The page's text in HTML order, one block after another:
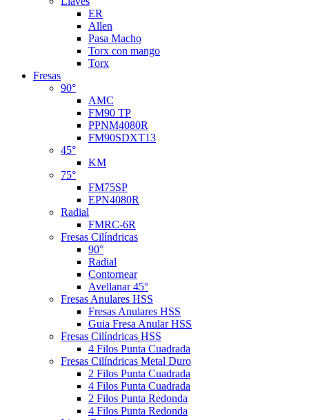
ER
Allen
Pasa Macho
Torx con mango
Torx
Fresas
90°
AMC
FM90 TP
PPNM4080R
FM90SDXT13
45°
KM
75°
FM75SP
EPN4080R
Radial
FMRC-6R
Fresas Cilíndricas
90°
Radial
Contornear
Avellanar 45°
Fresas Anulares HSS
Fresas Anulares HSS
Guia Fresa Anular HSS
Fresas Cilíndricas HSS
4 Filos Punta Cuadrada
Fresas Cilíndricas Metal Duro
2 Filos Punta Cuadrada
4 Filos Punta Cuadrada
2 Filos Punta Redonda
4 Filos Punta Redonda